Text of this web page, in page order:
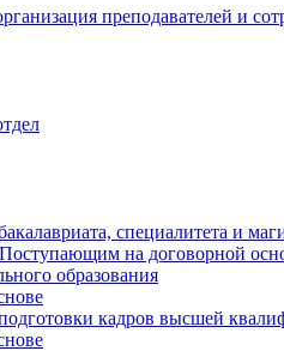
преподавателей и
специалитета и
Поступающим на договорной
образования
кадров высшей